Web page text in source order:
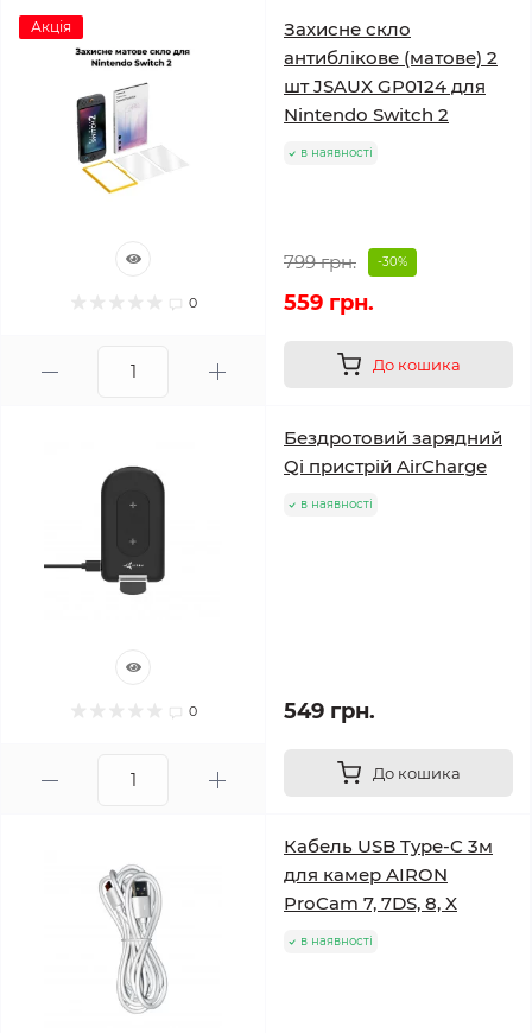
Акція
0
Захисне скло
антиблікове (матове) 2
шт JSAUX GP0124 для
Nintendo Switch 2
в наявності
799 грн. -30%
559 грн.
До кошика
0
Бездротовий зарядний
Qi пристрій AirCharge
в наявності
549 грн.
До кошика
Кабель USB Type-C 3м
для камер AIRON
ProCam 7, 7DS, 8, X
в наявності